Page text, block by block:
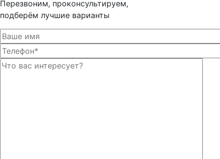
Перезвоним, проконсультируем,
подберём лучшие варианты